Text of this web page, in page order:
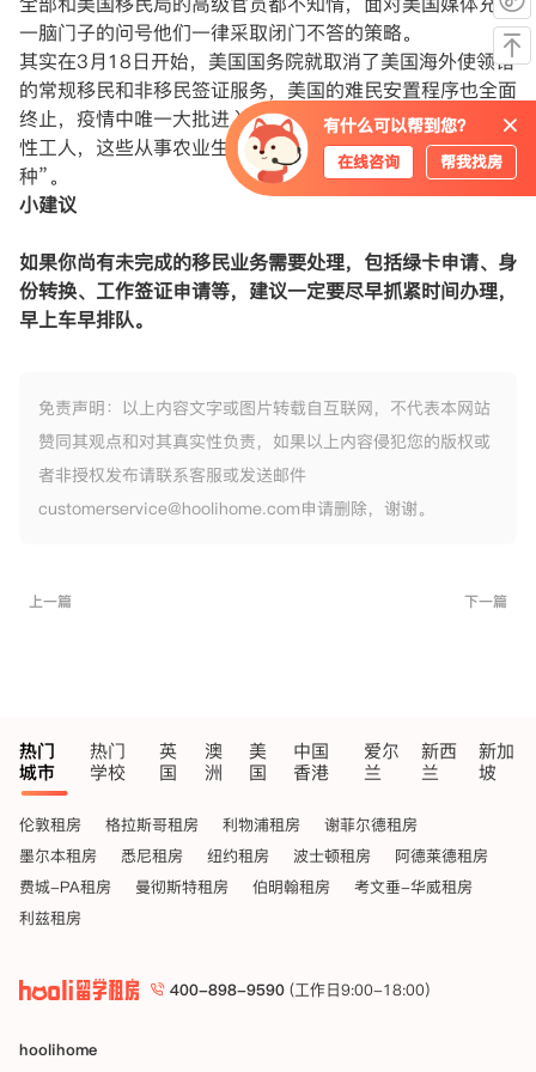
一脑门子的问号他们一律采取闭门不答的策略。
其实在3月18日开始，美国国务院就取消了美国海外使领馆
的常规移民和非移民签证服务，美国的难民安置程序也全面
终止，疫情中唯一大批进入美国的签证持有人是H-2A季节
性工人，这些从事农业生产的工人被官方定义为“重要工
种”。
小建议
如果你尚有未完成的移民业务需要处理，包括绿卡申请、身
份转换、工作签证申请等，建议一定要尽早抓紧时间办理，
早上车早排队。
免责声明：以上内容文字或图片转载自互联网，不代表本网站
赞同其观点和对其真实性负责，如果以上内容侵犯您的版权或
者非授权发布请联系客服或发送邮件
customerservice@hoolihome.com申请删除，谢谢。
上一篇 下一篇
热门
城市
热门
学校
英
国
澳
洲
美
国
中国
香港
爱尔
兰
新西
兰
新加
坡
伦敦租房 格拉斯哥租房 利物浦租房
谢菲尔德租房
墨尔本租房
悉尼租房 纽约租房 波士顿租房
阿德莱德租房
费城-PA租房
曼彻斯特租房 伯明翰租房
考文垂-华威租房
利兹租房
400-898-9590 (工作日9:00-18:00)
hoolihome
有什么可以帮到您？
在线咨询 帮我找房